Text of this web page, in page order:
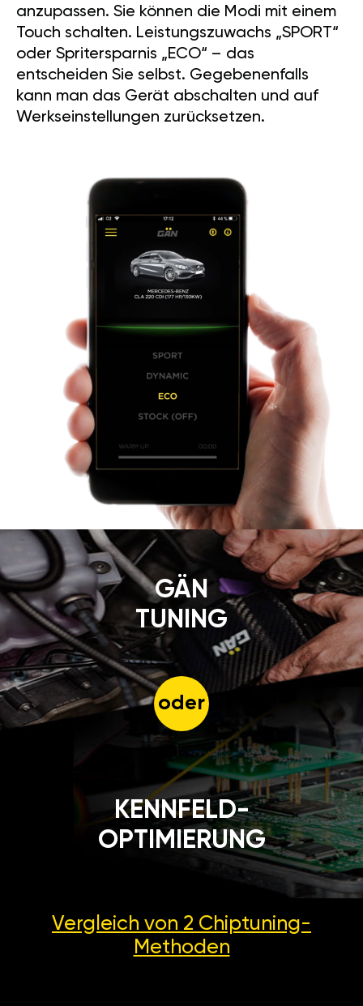
anzupassen. Sie können die Modi mit einem
Touch schalten. Leistungszuwachs „SPORT“
oder Spritersparnis „ECO“ – das
entscheiden Sie selbst. Gegebenenfalls
kann man das Gerät abschalten und auf
Werkseinstellungen zurücksetzen.
GÄN
TUNING
oder
KENNFELD-
OPTIMIERUNG
Vergleich von 2 Chiptuning-
Methoden